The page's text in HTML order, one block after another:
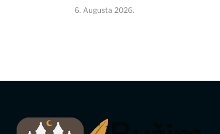
6. Augusta 2026.